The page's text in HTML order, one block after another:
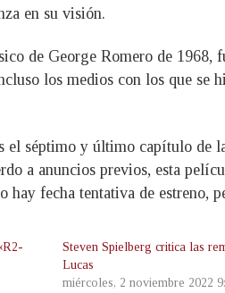
en su visión.
de George Romero de
los medios con los que
séptimo y último capítulo de
a anuncios previos, esta
fecha tentativa de estreno,
Steven Spielberg critica las
Lucas
miércoles, 2 noviembre 2022